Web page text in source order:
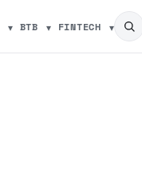
BTB FINTECH